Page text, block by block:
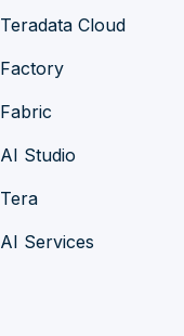
Teradata Cloud
Factory
Fabric
AI Studio
Tera
AI Services